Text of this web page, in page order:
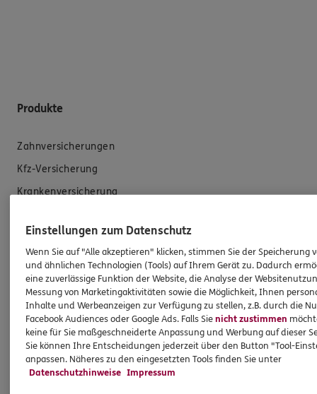
Produkte
Zahnversicherungen
Kfz-Versicherung
Krankenversicherung
Versicherungen für Geschäftskunden
Hilfe & Services
E-Mail schreiben
Schaden melden
Erstkontaktinformationen
EU-Offenlegungsvereinbarung
Einstellungen zum Datenschutz
Wenn Sie auf "Alle akzeptieren" klicken, stimmen Sie der Speicherung
und ähnlichen Technologien (Tools) auf Ihrem Gerät zu. Dadurch
eine zuverlässige Funktion der Website, die Analyse der
Messung von Marketingaktivitäten sowie die Möglichkeit, Ihnen
Inhalte und Werbeanzeigen zur Verfügung zu stellen, z.B. durch die
Facebook Audiences oder Google Ads. Falls Sienicht zustimmen
keine für Sie maßgeschneiderte Anpassung und Werbung auf dieser
Sie können Ihre Entscheidungen jederzeit über den Button "Tool-
anpassen. Näheres zu den eingesetzten Tools finden Sie unter
Datenschutzhinweise Impressum